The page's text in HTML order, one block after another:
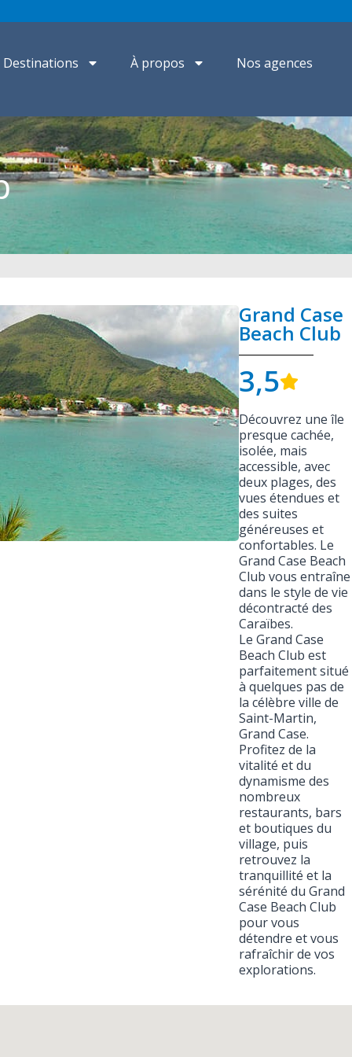
Destinations À propos Nos agences
Grand Case
Beach Club
3,5
Découvrez une île
presque cachée,
isolée, mais
accessible, avec
deux plages, des
vues étendues et
des suites
généreuses et
confortables. Le
Grand Case Beach
Club vous entraîne
dans le style de vie
décontracté des
Caraïbes.
Le Grand Case
Beach Club est
parfaitement situé
à quelques pas de
la célèbre ville de
Saint-Martin,
Grand Case.
Profitez de la
vitalité et du
dynamisme des
nombreux
restaurants, bars
et boutiques du
village, puis
retrouvez la
tranquillité et la
sérénité du Grand
Case Beach Club
pour vous
détendre et vous
rafraîchir de vos
explorations.